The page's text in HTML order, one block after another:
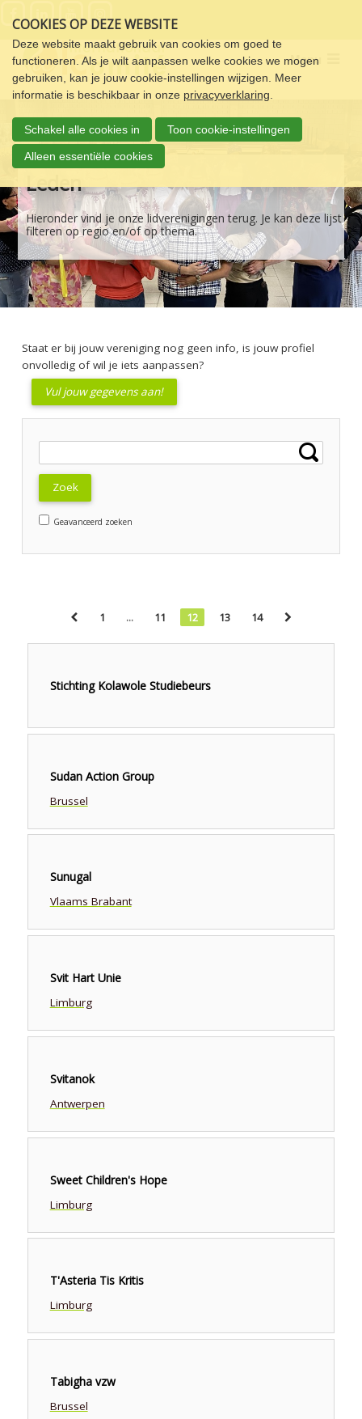
links
over
Spring
naar
de
navigatie
Spring
naar
de
inhoud
COOKIES OP DEZE WEBSITE
Deze website maakt gebruik van cookies om goed te
functioneren. Als je wilt aanpassen welke cookies we mogen
gebruiken, kan je jouw cookie-instellingen wijzigen. Meer
informatie is beschikbaar in onze privacyverklaring
Schakel alle cookies in Toon cookie-instellingen
Alleen essentiële cookies
Menu
Leden
Hieronder vind je onze lidverenigingen terug. Je kan deze lijst
filteren op regio en/of op thema.
Staat er bij jouw vereniging nog geen info, is jouw profiel
onvolledig of wil je iets aanpassen?
Vul jouw gegevens aan!
Zoek
Geavanceerd zoeken
1 ... 11 12 13 14
Stichting Kolawole Studiebeurs
Sudan Action Group
Brussel
Sunugal
Vlaams Brabant
Svit Hart Unie
Limburg
Svitanok
Antwerpen
Sweet Children's Hope
Limburg
T'Asteria Tis Kritis
Limburg
Tabigha vzw
Brussel